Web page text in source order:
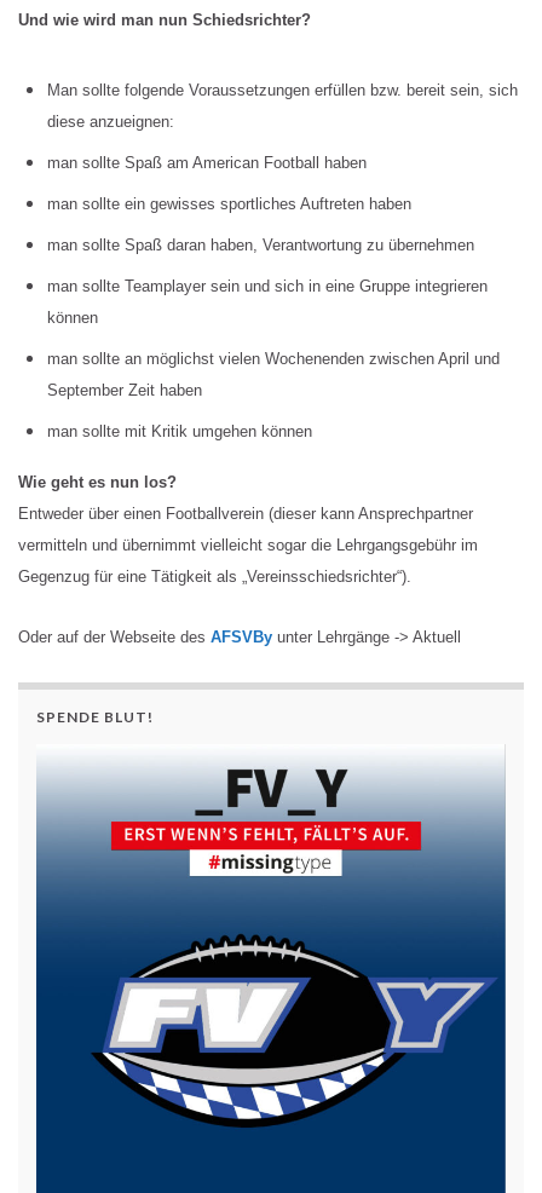
Und wie wird man nun Schiedsrichter?
Man sollte folgende Voraussetzungen erfüllen bzw. bereit sein, sich
diese anzueignen:
man sollte Spaß am American Football haben
man sollte ein gewisses sportliches Auftreten haben
man sollte Spaß daran haben, Verantwortung zu übernehmen
man sollte Teamplayer sein und sich in eine Gruppe integrieren
können
man sollte an möglichst vielen Wochenenden zwischen April und
September Zeit haben
man sollte mit Kritik umgehen können
Wie geht es nun los?
Entweder über einen Footballverein (dieser kann Ansprechpartner
vermitteln und übernimmt vielleicht sogar die Lehrgangsgebühr im
Gegenzug für eine Tätigkeit als „Vereinsschiedsrichter“).
Oder auf der Webseite des AFSVBy unter Lehrgänge -> Aktuell
SPENDE BLUT!